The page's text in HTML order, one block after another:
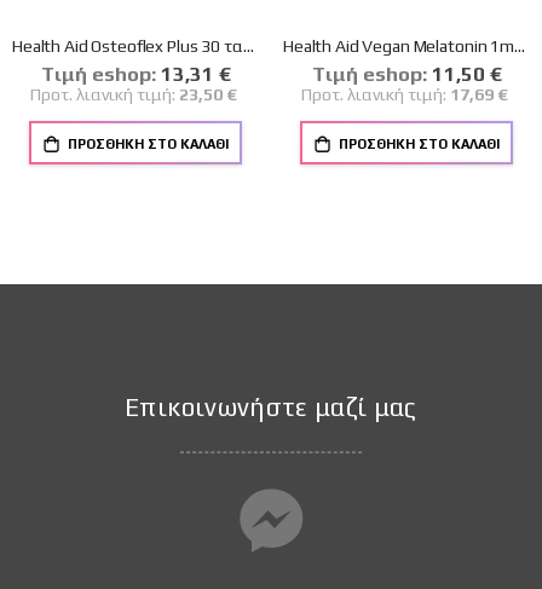
Health Aid Osteoflex Plus 30 ταμπλέτες
Tιμή eshop: Ειδική
Τιμή
13,31 €
Προτ. λιανική τιμή: 23,50 €
ΠΡΟΣΘΉΚΗ ΣΤΟ ΚΑΛΆΘΙ
Health Aid Vegan Melatonin 1mg Συμπλήρωμα για τον Ύπνο 90 ταμπλέτες
Tιμή eshop: Ειδική
Τιμή
11,50 €
Προτ. λιανική τιμή: 17,69 €
ΠΡΟΣΘΉΚΗ ΣΤΟ ΚΑΛΆΘΙ
Επικοινωνήστε μαζί μας